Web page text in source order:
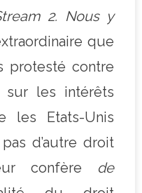
2. Nous y
que
protesté contre
les intérêts
les Etats-Unis
d’autre droit
confère de